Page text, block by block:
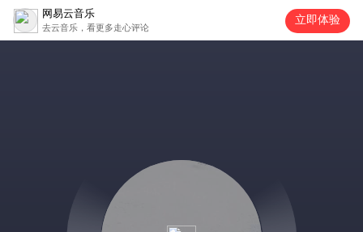
网易云音乐
去云音乐，看更多走心评论
立即体验